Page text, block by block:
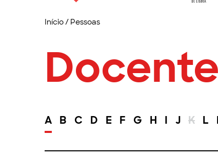
Início/ Pessoas
A B C D E F G H I J K L